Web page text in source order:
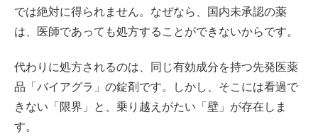
では絶対に得られません。なぜなら、
国内未承認の薬
は、医師であっても処方することができないからです。
代わりに処方されるのは、同じ有効成分を持つ先発医薬
品「バイアグラ」の錠剤です。しかし、そこには看過で
きない「限界」と、乗り越えがたい「壁」が存在しま
す。